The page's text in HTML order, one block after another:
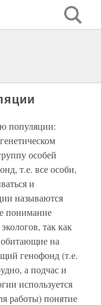
популяции:
особей
т.е. все особи,
и
называются
понимание
так как
обитающие на
генофонд (т.е.
а подчас и
используется
работы) понятие